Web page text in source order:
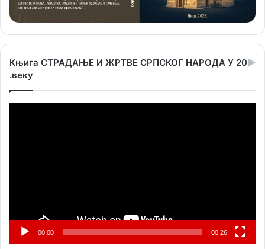
Књига СТРАДАЊЕ И ЖРТВЕ СРПСКОГ НАРОДА У 20
.веку
00:00 00:26